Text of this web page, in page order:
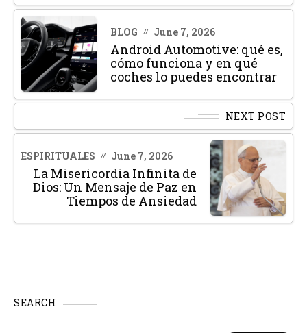
BLOG June 7, 2026
Android Automotive: qué es,
cómo funciona y en qué
coches lo puedes encontrar
NEXT POST
ESPIRITUALES June 7, 2026
La Misericordia Infinita de
Dios: Un Mensaje de Paz en
Tiempos de Ansiedad
SEARCH